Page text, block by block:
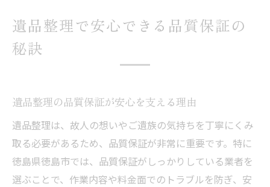
遺品整理業者を選ぶ品質保証基準を解説
口コミや実績から見る遺品整理の安心感
う
丁寧な遺品整理が信頼される理由とは
遺品整理で丁寧な対応が信頼に繋がる理由
遺品整理で安心できる品質保証の
秘訣
遺品整理の品質保証が安心を支える理由
遺品整理は、故人の想いやご遺族の気持ちを丁寧にくみ
取る必要があるため、品質保証が非常に重要です。特に
徳島県徳島市では、品質保証がしっかりしている業者を
選ぶことで、作業内容や料金面でのトラブルを防ぎ、安